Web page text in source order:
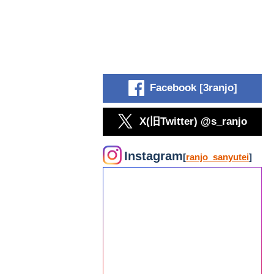
Facebook [3ranjo]
X(旧Twitter) @s_ranjo
Instagram[ranjo_sanyutei]